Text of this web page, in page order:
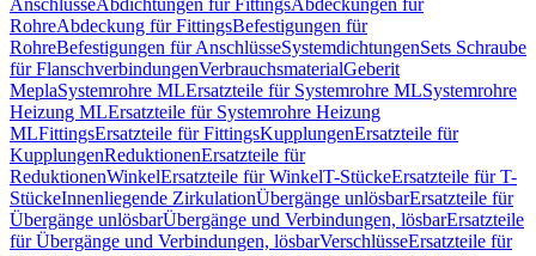
AnschlüsseAbdichtungen für FittingsAbdeckungen für
RohreAbdeckung für FittingsBefestigungen für
RohreBefestigungen für AnschlüsseSystemdichtungenSets Schraube
für FlanschverbindungenVerbrauchsmaterialGeberit
MeplaSystemrohre MLErsatzteile für Systemrohre MLSystemrohre
Heizung MLErsatzteile für Systemrohre Heizung
MLFittingsErsatzteile für FittingsKupplungenErsatzteile für
KupplungenReduktionenErsatzteile für
ReduktionenWinkelErsatzteile für WinkelT-StückeErsatzteile für T-
StückeInnenliegende ZirkulationÜbergänge unlösbarErsatzteile für
Übergänge unlösbarÜbergänge und Verbindungen, lösbarErsatzteile
für Übergänge und Verbindungen, lösbarVerschlüsseErsatzteile für